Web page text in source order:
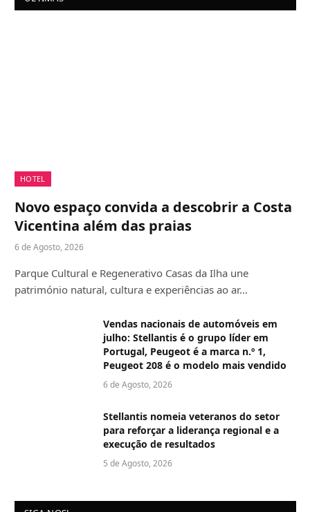
HOTEL
Novo espaço convida a descobrir a Costa
Vicentina além das praias
6 de Agosto, 2026
Parque Cultural e Regenerativo Casas da Ilha une
património natural, cultura e experiências ao ar…
Vendas nacionais de automóveis em
julho: Stellantis é o grupo líder em
Portugal, Peugeot é a marca n.º 1,
Peugeot 208 é o modelo mais vendido
6 de Agosto, 2026
Stellantis nomeia veteranos do setor
para reforçar a liderança regional e a
execução de resultados
5 de Agosto, 2026